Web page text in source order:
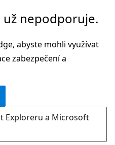
už nepodporuje.
abyste mohli využívat
zabezpečení a
Exploreru a Microsoft